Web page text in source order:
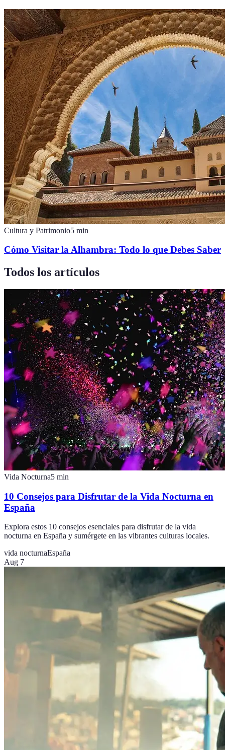
Cultura y Patrimonio5 min
Cómo Visitar la Alhambra: Todo lo que Debes Saber
Todos los artículos
Vida Nocturna5 min
10 Consejos para Disfrutar de la Vida Nocturna en
España
Explora estos 10 consejos esenciales para disfrutar de la vida
nocturna en España y sumérgete en las vibrantes culturas locales.
vida nocturnaEspaña
Aug 7